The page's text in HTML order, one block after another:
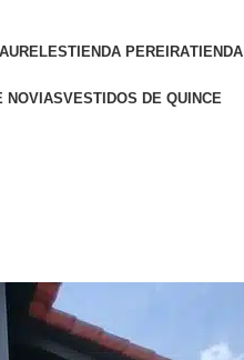
TIENDA PEREIRA
NOVIASVESTIDOS DE QUINCE